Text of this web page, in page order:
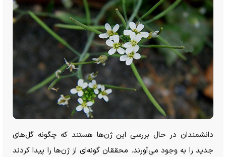
دانشمندان در حال بررسی این ژن‌ها هستند که چگونه گل‌های
جدید را به وجود می‌آورند. محققان گونه‌ای از ژن‌ها را پیدا کردند